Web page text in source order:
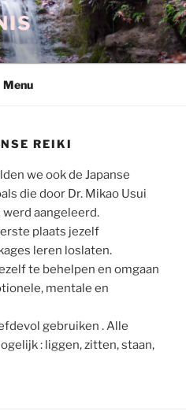
Menu
REIKI
we ook de Japanse
die door Dr. Mikao Usui
werd aangeleerd.
plaats jezelf
leren loslaten.
te behelpen en omgaan
mentale en
gebruiken . Alle
: liggen, zitten, staan,